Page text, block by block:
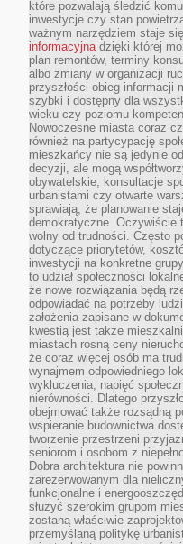
które pozwalają śledzić
inwestycje czy stan
ważnym narzędziem staje
informacyjnadzięki której
plan remontów, terminy
albo zmiany w organizacji
przyszłości obieg informacji
szybki i dostępny dla
wieku czy poziomu
Nowoczesne miasta coraz
również na partycypację
mieszkańcy nie są jedynie
decyzji, ale mogą
obywatelskie, konsultacje
urbanistami czy otwarte
sprawiają, że planowanie
demokratyczne. Oczywiście
wolny od trudności. Często
dotyczące priorytetów,
inwestycji na konkretne
to udział społeczności
że nowe rozwiązania będą
odpowiadać na potrzeby
założenia zapisane w
kwestią jest także
miastach rosną ceny
że coraz więcej osób ma
wynajmem odpowiedniego
wykluczenia, napięć
nierówności. Dlatego
obejmować także rozsądną
wspieranie budownictwa
tworzenie przestrzeni
seniorom i osobom z
Dobra architektura nie
zarezerwowanym dla
funkcjonalne i
służyć szerokim grupom
zostaną właściwie
przemyślaną politykę